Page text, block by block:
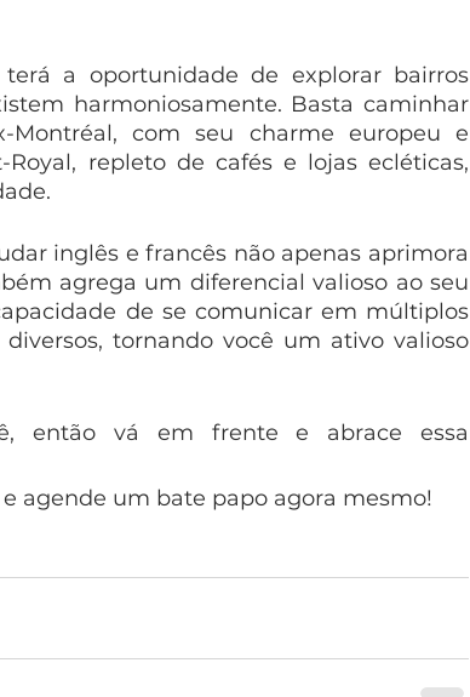
a oportunidade de explorar bairros
harmoniosamente. Basta caminhar
com seu charme europeu e
repleto de cafés e lojas ecléticas,
inglês e francês não apenas aprimora
agrega um diferencial valioso ao seu
de se comunicar em múltiplos
tornando você um ativo valioso
então vá em frente e abrace essa
e agende um bate papo agora mesmo!